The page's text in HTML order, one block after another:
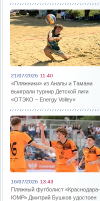
21/07/2026 11:40
«Пляжники» из Анапы и Тамани
выиграли турнир Детской лиги
«ОТЭКО – Energy Volley»
16/07/2026 13:43
Пляжный футболист «Краснодара-
ЮМР» Дмитрий Бушков удостоен